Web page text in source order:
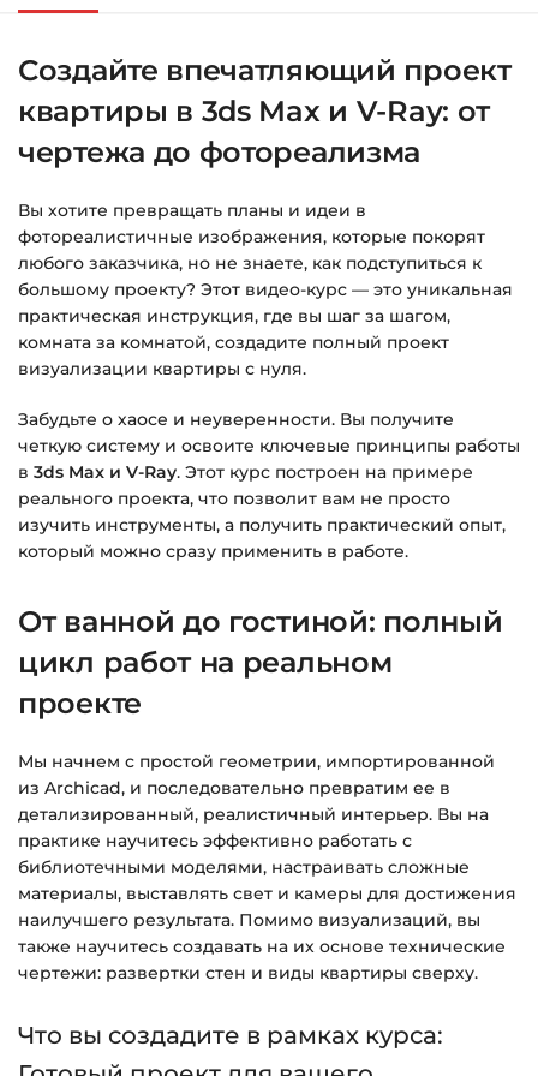
Заполните все поля (почта и пароль).
Оплатите удобным способом (более 8
способов оплаты).
благодарности с кнопкой«Перейти к
загрузкам». Нажмите её — и откроется
страница с курсами.
Дополнительно ссылка на курс придёт вам
на email.
Доступ к курсам: без ограничений по
времени.
Подробнее об оплате и безопасности — в
справке >>>
Создайте впечатляющий проект
квартиры в 3ds Max и V-Ray: от
чертежа до фотореализма
Вы хотите превращать планы и идеи в
фотореалистичные изображения, которые покорят
любого заказчика, но не знаете, как подступиться к
большому проекту? Этот видео-курс — это уникальная
практическая инструкция, где вы шаг за шагом,
комната за комнатой, создадите полный проект
визуализации квартиры с нуля.
Забудьте о хаосе и неуверенности. Вы получите
четкую систему и освоите ключевые принципы работы
в 3ds Max и V-Ray. Этот курс построен на примере
реального проекта, что позволит вам не просто
изучить инструменты, а получить практический опыт,
который можно сразу применить в работе.
От ванной до гостиной: полный
цикл работ на реальном
проекте
Мы начнем с простой геометрии, импортированной
из Archicad, и последовательно превратим ее в
детализированный, реалистичный интерьер. Вы на
практике научитесь эффективно работать с
библиотечными моделями, настраивать сложные
материалы, выставлять свет и камеры для достижения
наилучшего результата. Помимо визуализаций, вы
также научитесь создавать на их основе технические
чертежи: развертки стен и виды квартиры сверху.
Что вы создадите в рамках курса: